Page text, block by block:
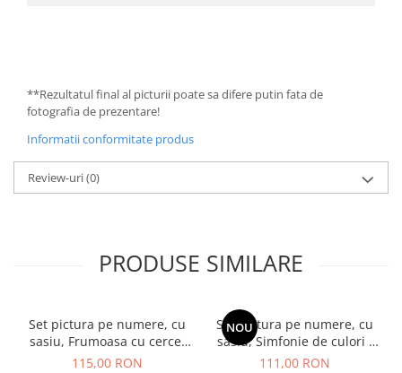
**Rezultatul final al picturii poate sa difere putin fata de
fotografia de prezentare!
Informatii conformitate produs
Review-uri(0)
PRODUSE SIMILARE
Set pictura pe numere, cu
sasiu, Frumoasa cu cercei
de aur - extra culori
115,00 RON
NOU
Set pictura pe numere, cu
sasiu, Simfonie de culori -
vopsele metalizate, 40x50
111,00 RON